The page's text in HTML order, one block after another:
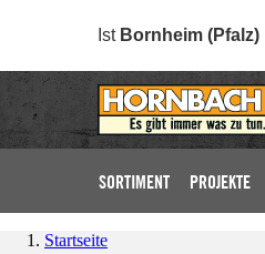
Ist Bornheim (Pfalz)
SORTIMENT PROJEKTE
Startseite